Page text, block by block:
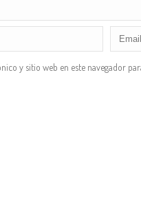
y sitio web en este navegador